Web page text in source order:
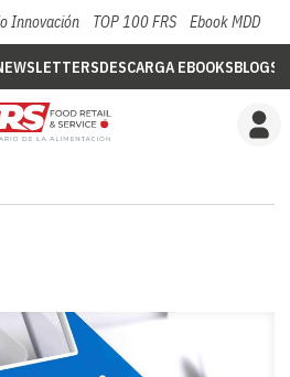
Innovación TOP 100 FRS Ebook MDD
DESCARGA EBOOKSBLOGS